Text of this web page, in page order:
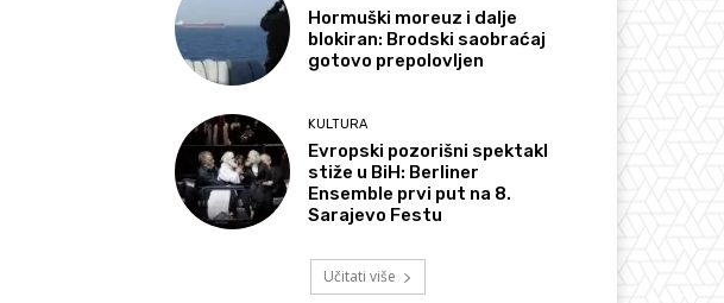
Hormuški moreuz i dalje
blokiran: Brodski saobraćaj
gotovo prepolovljen
KULTURA
Evropski pozorišni spektakl
stiže u BiH: Berliner
Ensemble prvi put na 8.
Sarajevo Festu
Učitati više